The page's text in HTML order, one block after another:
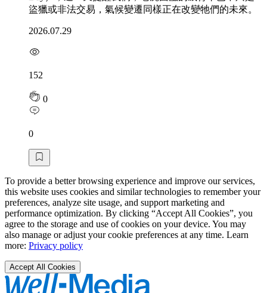
盜獵或非法交易，氣候變遷同樣正在改變牠們的未來。
2026.07.29
152
0
0
To provide a better browsing experience and improve our services,
this website uses cookies and similar technologies to remember your
preferences, analyze site usage, and support marketing and
performance optimization. By clicking “Accept All Cookies”, you
agree to the storage and use of cookies on your device. You may
also manage or adjust your cookie preferences at any time. Learn
more: Privacy policy
Accept All Cookies